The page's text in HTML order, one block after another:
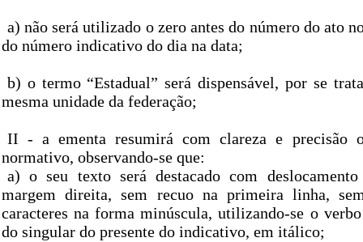
a) não será utilizado o zero antes do número do ato
do número indicativo do dia na data;
b) o termo “Estadual” será dispensável, por se
mesma unidade da federação;
II - a ementa resumirá com clareza e precisão
normativo, observando-se que:
a) o seu texto será destacado com
margem direita, sem recuo na primeira linha,
caracteres na forma minúscula, utilizando-se o
do singular do presente do indicativo, em itálico;